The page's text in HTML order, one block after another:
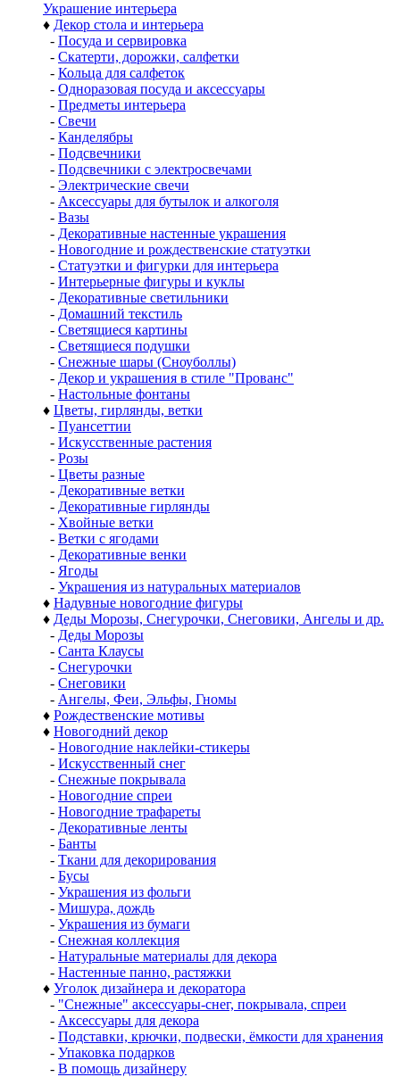
Украшение интерьера
♦ Декор стола и интерьера
- Посуда и сервировка
- Скатерти, дорожки, салфетки
- Кольца для салфеток
- Одноразовая посуда и аксессуары
- Предметы интерьера
- Свечи
- Канделябры
- Подсвечники
- Подсвечники с электросвечами
- Электрические свечи
- Аксессуары для бутылок и алкоголя
- Вазы
- Декоративные настенные украшения
- Новогодние и рождественские статуэтки
- Статуэтки и фигурки для интерьера
- Интерьерные фигуры и куклы
- Декоративные светильники
- Домашний текстиль
- Светящиеся картины
- Светящиеся подушки
- Снежные шары (Сноуболлы)
- Декор и украшения в стиле "Прованс"
- Настольные фонтаны
♦ Цветы, гирлянды, ветки
- Пуансеттии
- Искусственные растения
- Розы
- Цветы разные
- Декоративные ветки
- Декоративные гирлянды
- Хвойные ветки
- Ветки с ягодами
- Декоративные венки
- Ягоды
- Украшения из натуральных материалов
♦ Надувные новогодние фигуры
♦ Деды Морозы, Снегурочки, Снеговики, Ангелы и др.
- Деды Морозы
- Санта Клаусы
- Снегурочки
- Снеговики
- Ангелы, Феи, Эльфы, Гномы
♦ Рождественские мотивы
♦ Новогодний декор
- Новогодние наклейки-стикеры
- Искусственный снег
- Снежные покрывала
- Новогодние спреи
- Новогодние трафареты
- Декоративные ленты
- Банты
- Ткани для декорирования
- Бусы
- Украшения из фольги
- Мишура, дождь
- Украшения из бумаги
- Снежная коллекция
- Натуральные материалы для декора
- Настенные панно, растяжки
♦ Уголок дизайнера и декоратора
- "Снежные" аксессуары-снег, покрывала, спреи
- Аксессуары для декора
- Подставки, крючки, подвески, ёмкости для хранения
- Упаковка подарков
- В помощь дизайнеру